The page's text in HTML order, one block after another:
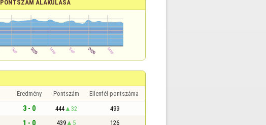
PONTSZÁM ALAKULÁSA
Eredmény Pontszám Ellenfél pontszáma
3 - 0 444 32 499
1 - 0 439 5 126